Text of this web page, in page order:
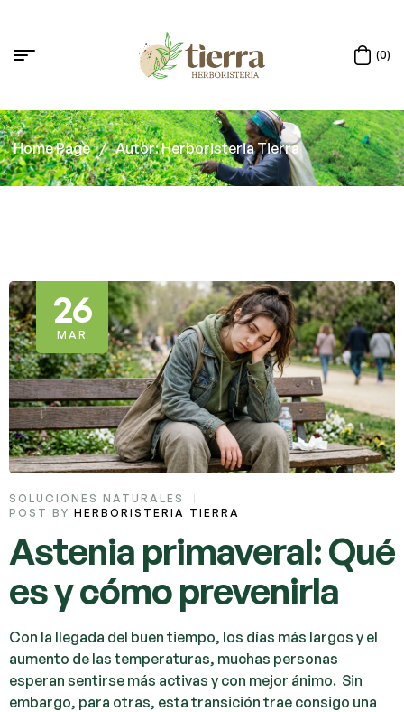
(0)
Home Page / Autor: Herboristeria Tierra
26
MAR
SOLUCIONES NATURALES
POST BY HERBORISTERIA TIERRA
Astenia primaveral: Qué
es y cómo prevenirla
Con la llegada del buen tiempo, los días más largos y el
aumento de las temperaturas, muchas personas
esperan sentirse más activas y con mejor ánimo. Sin
embargo, para otras, esta transición trae consigo una